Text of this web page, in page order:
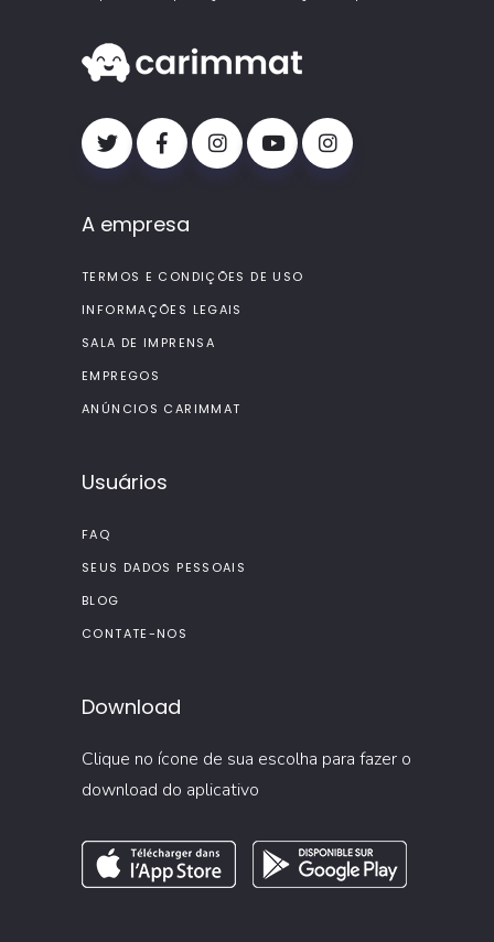
A empresa
TERMOS E CONDIÇÕES DE USO
INFORMAÇÕES LEGAIS
SALA DE IMPRENSA
EMPREGOS
ANÚNCIOS CARIMMAT
Usuários
FAQ
SEUS DADOS PESSOAIS
BLOG
CONTATE-NOS
Download
Clique no ícone de sua escolha para fazer o
download do aplicativo